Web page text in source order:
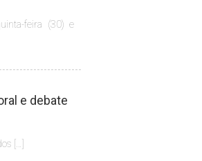
feira (30) e
e debate
[…]